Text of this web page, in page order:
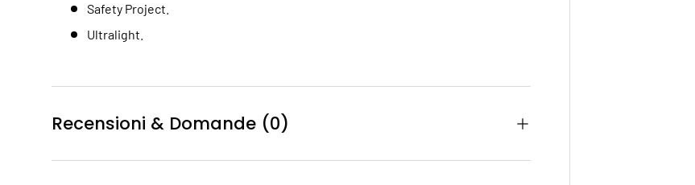
Safety Project.
Ultralight.
Recensioni & Domande (0)